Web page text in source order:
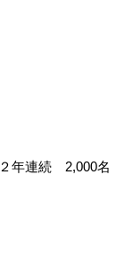
年連続 2,000名